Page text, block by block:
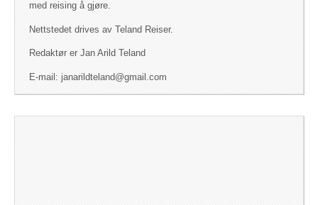
med reising å gjøre.
Nettstedet drives av Teland Reiser.
Redaktør er Jan Arild Teland
E-mail: janarildteland@gmail.com